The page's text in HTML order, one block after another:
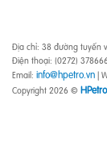
Địa chỉ: 38 đường tuyến
Điện thoại: (0272)
Email: info@hpetro.vn |
Copyright 2026 © HPetro